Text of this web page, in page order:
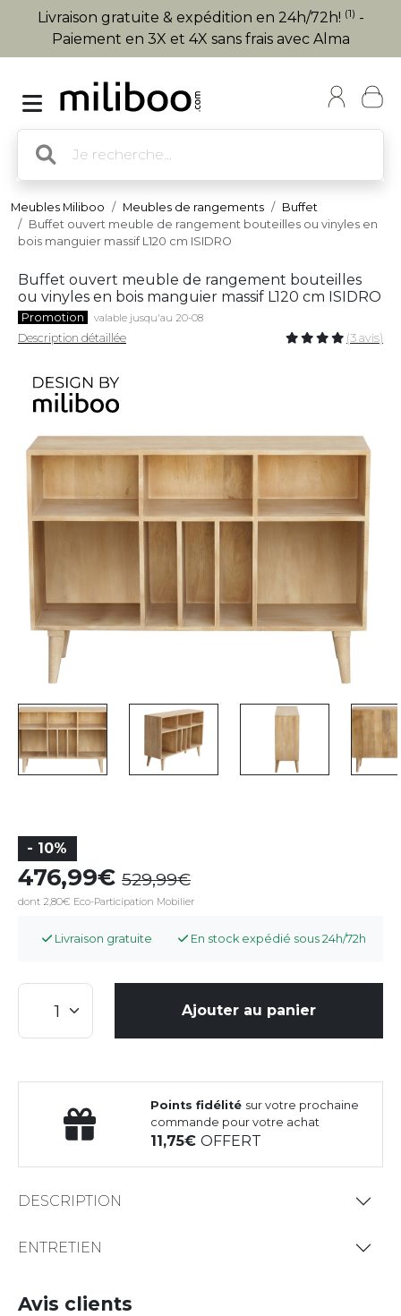
Livraison gratuite & expédition en 24h/72h! (1) -
Paiement en 3X et 4X sans frais avec Alma
Meubles Miliboo Meubles de rangements
Buffet
Buffet ouvert meuble de rangement bouteilles ou vinyles en
bois manguier massif L120 cm ISIDRO
Buffet ouvert meuble de rangement bouteilles
ou vinyles en bois manguier massif L120 cm ISIDRO
Promotion valable jusqu'au 20-08
Description détaillée (3 avis)
- 10%
476,99 529,99
dont 2,80€ Eco-Participation Mobilier
Livraison gratuite En stock expédié sous 24h/72h
Ajouter au panier
Points fidélité sur votre prochaine
commande pour votre achat
11,75OFFERT
DESCRIPTION
ENTRETIEN
Avis clients